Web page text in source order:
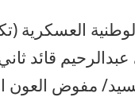
العسكرية
قائد
مفوض العون